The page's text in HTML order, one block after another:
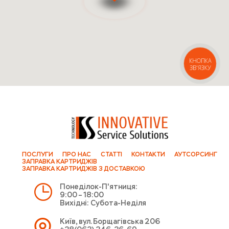
Київ, вул. Борщагівська 206
Понеділок-П'ятниця:
9:00 – 18:00
Вихідні: Субота-Неділя
ПОСЛУГИ ПРО НАС СТАТТІ КОНТАКТИ
АУТСОРСИНГ
ЗАПРАВКА КАРТРИДЖІВ
ЗАПРАВКА КАРТРИДЖІВ З ДОСТАВКОЮ
КНОПКА
ЗВ'ЯЗКУ